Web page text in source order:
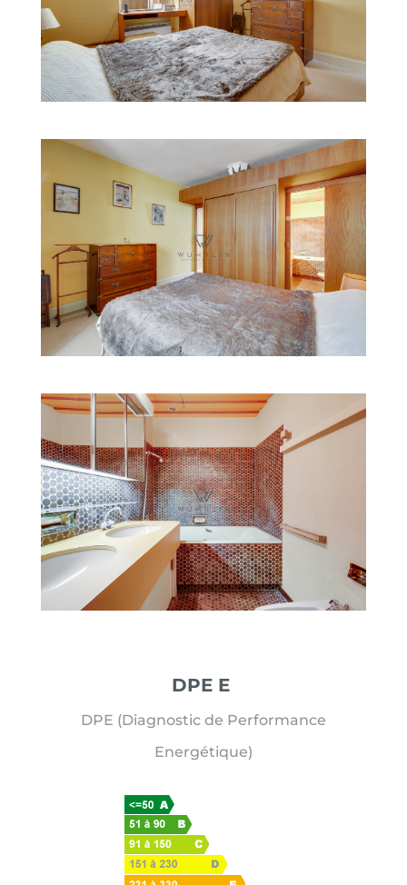
DPE E
DPE (Diagnostic de Performance
Energétique)